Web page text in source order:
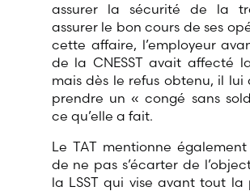
assurer la sécurité de la
assurer le bon cours de ses
cette affaire, l’employeur
de la CNESST avait affecté
mais dès le refus obtenu, il lui
prendre un « congé sans
ce qu’elle a fait.
Le TAT mentionne
de ne pas s’écarter de
la LSST qui vise avant tout la